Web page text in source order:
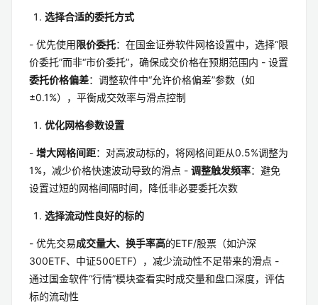
选择合适的委托方式
- 优先使用限价委托：在国金证券软件网格设置中，选择“限
价委托”而非“市价委托”，确保成交价格在预期范围内 - 设置
委托价格偏差：调整软件中“允许价格偏差”参数（如
±0.1%），平衡成交效率与滑点控制
优化网格参数设置
- 增大网格间距：对高波动标的，将网格间距从0.5%调整为
1%，减少价格快速波动导致的滑点 - 调整触发频率：避免
设置过短的网格间隔时间，降低非必要委托次数
选择流动性良好的标的
- 优先交易成交量大、换手率高的ETF/股票（如沪深
300ETF、中证500ETF），减少流动性不足带来的滑点 -
通过国金软件“行情”模块查看实时成交量和盘口深度，评估
标的流动性